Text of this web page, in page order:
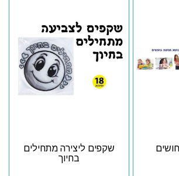
שקפים ליצירה מתחילים
בחיוך